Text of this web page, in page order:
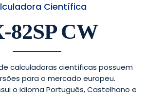
Científica
82SP CW
calculadoras científicas possuem
para o mercado europeu.
o idioma Português, Castelhano e